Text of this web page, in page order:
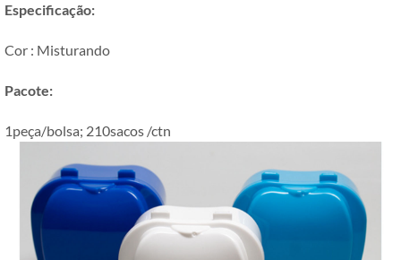
Especificação:
Cor : Misturando
Pacote:
1peça/bolsa; 210sacos /ctn